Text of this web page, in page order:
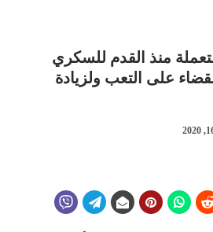
منذ القدم للسكري
على التعب ولزيادة